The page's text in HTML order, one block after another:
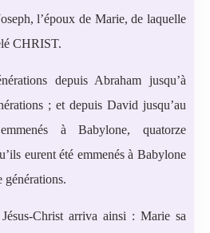
l’époux de Marie, de laquelle
CHRIST.
depuis Abraham jusqu’à
; et depuis David jusqu’au
à Babylone, quatorze
eurent été emmenés à Babylone
générations.
Christ arriva ainsi : Marie sa